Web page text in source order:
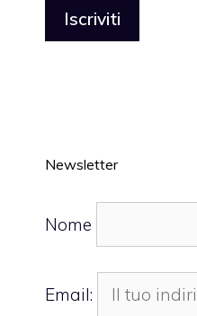
Newsletter
Nome
Email: